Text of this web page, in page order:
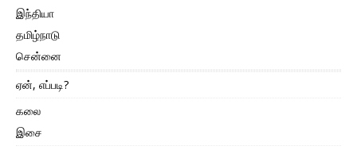
இந்தியா
தமிழ்நாடு
சென்னை
ஏன், எப்படி?
கலை
இசை